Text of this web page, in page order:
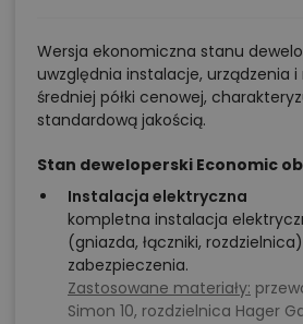
Wersja ekonomiczna stanu
uwzględnia instalacje, urządzenia i
średniej półki cenowej,
standardową jakością.
Stan deweloperski Economic
Instalacja elektryczna
kompletna instalacja
(gniazda, łączniki,
zabezpieczenia.
Zastosowane materiały:
Simon 10, rozdzielnica Hager